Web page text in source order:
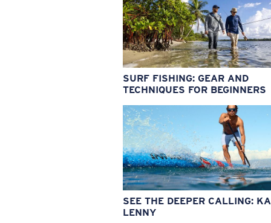
SURF FISHING: GEAR AND
TECHNIQUES FOR BEGINNERS
SEE THE DEEPER CALLING:
LENNY